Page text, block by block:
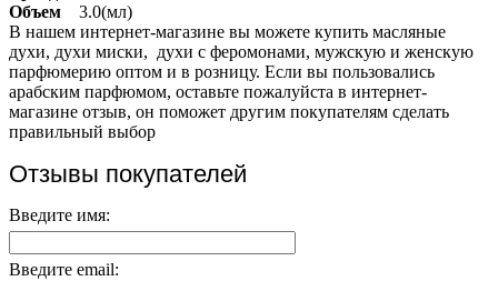
Объем
3.0(мл)
В нашем интернет-магазине вы можете купить масляные
духи, духи миски, духи с феромонами, мужскую и женскую
парфюмерию оптом и в розницу. Если вы пользовались
арабским парфюмом, оставьте пожалуйста в интернет-
магазине отзыв, он поможет другим покупателям сделать
правильный выбор
Отзывы покупателей
Введите имя:
Введите email: